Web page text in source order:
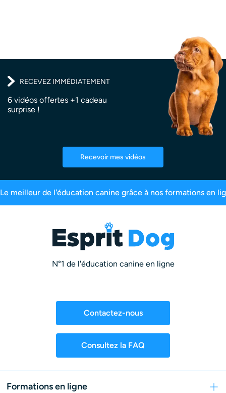
RECEVEZ IMMÉDIATEMENT
6 vidéos offertes +1 cadeau
surprise !
Recevoir mes vidéos
inscrits 99,6% de satisfaction 2,5
N°1 de l'éducation canine en ligne
Contactez-nous
Consultez la FAQ
Formations en ligne